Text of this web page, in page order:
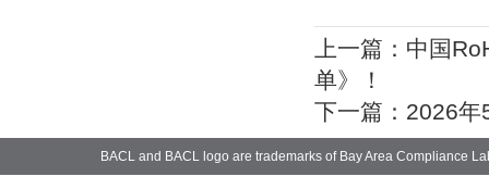
上一篇： 中国
单》！
下一篇： 2026年
BACL and BACL logo are trademarks of Bay Area